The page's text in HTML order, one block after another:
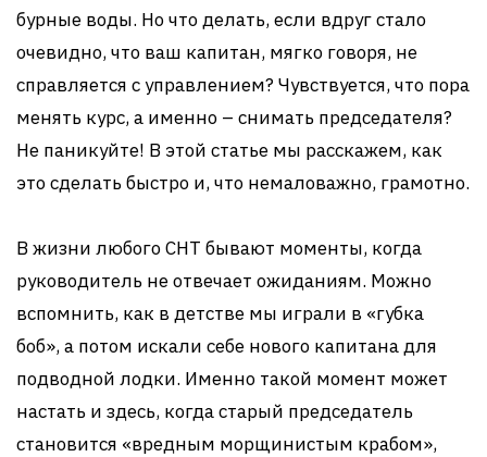
бурные воды. Но что делать, если вдруг стало
очевидно, что ваш капитан, мягко говоря, не
справляется с управлением? Чувствуется, что пора
менять курс, а именно – снимать председателя?
Не паникуйте! В этой статье мы расскажем, как
это сделать быстро и, что немаловажно, грамотно.
В жизни любого СНТ бывают моменты, когда
руководитель не отвечает ожиданиям. Можно
вспомнить, как в детстве мы играли в «губка
боб», а потом искали себе нового капитана для
подводной лодки. Именно такой момент может
настать и здесь, когда старый председатель
становится «вредным морщинистым крабом»,